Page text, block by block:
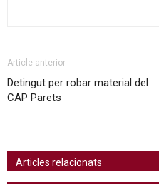
Article anterior
Detingut per robar material del
CAP Parets
Articles relacionats